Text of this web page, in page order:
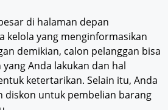
di halaman depan
kelola yang menginformasikan
demikian, calon pelanggan bisa
Anda lakukan dan hal
ketertarikan. Selain itu, Anda
diskon untuk pembelian barang